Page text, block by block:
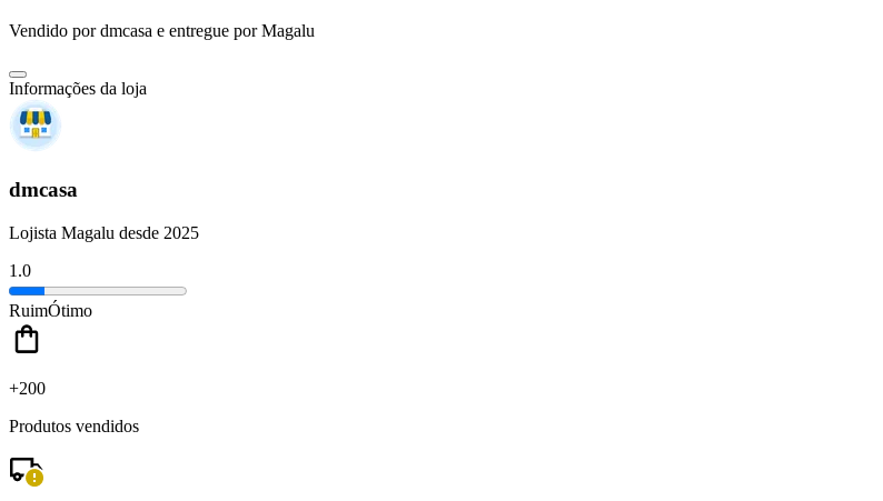
Vendido pordmcasa e entregue por Magalu
Informações da loja
dmcasa
Lojista Magalu desde 2025
1.0
RuimÓtimo
+200
Produtos vendidos